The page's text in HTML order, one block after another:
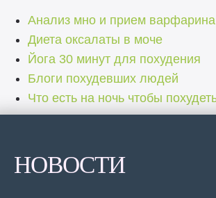
Анализ мно и прием
Диета оксалаты в моче
Йога 30 минут для похудения
Блоги похудевших людей
Что есть на ночь чтобы
НОВОСТИ